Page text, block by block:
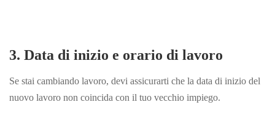
3. Data di inizio e orario di lavoro
Se stai cambiando lavoro, devi assicurarti che la data di inizio del
nuovo lavoro non coincida con il tuo vecchio impiego.